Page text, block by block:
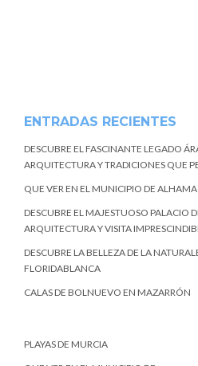
ENTRADAS RECIENTES
DESCUBRE EL FASCINANTE LEGADO
ARQUITECTURA Y TRADICIONES QUE
QUE VER EN EL MUNICIPIO DE
DESCUBRE EL MAJESTUOSO PALACIO
ARQUITECTURA Y VISITA
DESCUBRE LA BELLEZA DE LA
FLORIDABLANCA
CALAS DE BOLNUEVO EN MAZARRÓN
PLAYAS DE MURCIA